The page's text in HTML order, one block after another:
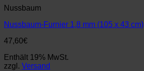
Nussbaum
Nussbaum-Furnier 1,8 mm (105 x 43 cm)
47,60€
Enthält 19% MwSt.
zzgl. Versand